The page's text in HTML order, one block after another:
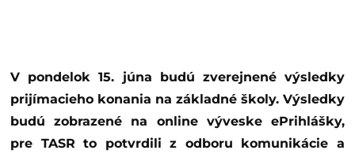
V pondelok 15. júna budú zverejnené výsledky
prijímacieho konania na základné školy. Výsledky
budú zobrazené na online výveske ePrihlášky,
pre TASR to potvrdili z odboru komunikácie a